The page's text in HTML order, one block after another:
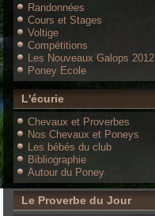
Randonnées
Cours et Stages
Voltige
Compétitions
Les Nouveaux Galops 2012
Poney Ecole
L'écurie
Chevaux et Proverbes
Nos Chevaux et Poneys
Les bébés du club
Bibliographie
Autour du Poney
Le Proverbe du Jour